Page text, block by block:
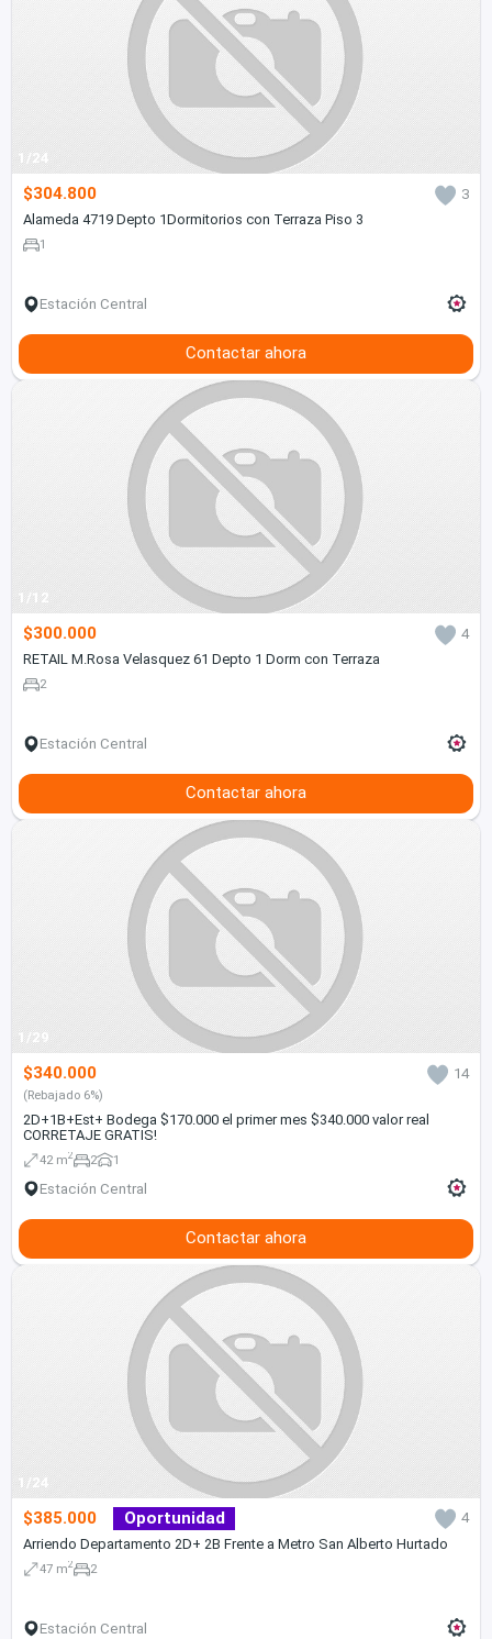
1/24
$304.800
3
Alameda 4719 Depto 1Dormitorios con Terraza Piso 3
1
Estación Central
Contactar ahora
1/12
$300.000
4
RETAIL M.Rosa Velasquez 61 Depto 1 Dorm con Terraza
2
Estación Central
Contactar ahora
1/29
$340.000 14
(Rebajado 6%)
2D+1B+Est+ Bodega $170.000 el primer mes $340.000 valor real
CORRETAJE GRATIS!
42 m2 2 1
Estación Central
Contactar ahora
1/24
$385.000 Oportunidad
4
Arriendo Departamento 2D+ 2B Frente a Metro San Alberto Hurtado
47 m2 2
Estación Central